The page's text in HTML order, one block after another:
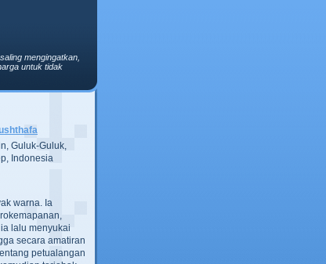
mengingatkan,
untuk tidak
Guluk-Guluk,
Indonesia
warna. Ia
lalu menyukai
secara amatiran
petualangan